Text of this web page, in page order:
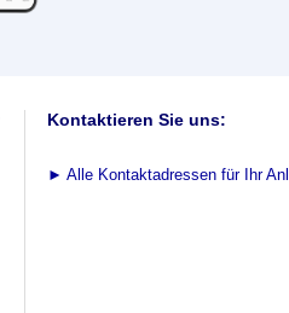
Kontaktieren Sie uns:
► Alle Kontaktadressen für Ihr